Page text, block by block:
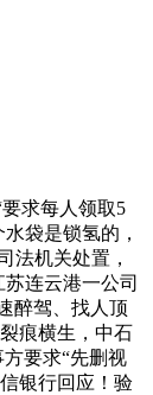
求每人领取5
袋是锁氢的，
法机关处置，
连云港一公司
醉驾、找人顶
痕横生，中石
要求“先删视
银行回应！验